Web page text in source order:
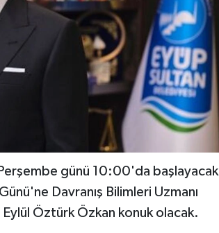
günü 10:00'da başlayacak
Davranış Bilimleri Uzmanı
Öztürk Özkan konuk olacak.